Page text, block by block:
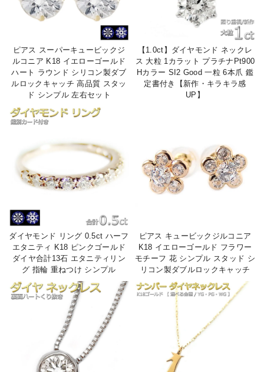
ピアス スーパーキュービックジ
ルコニア K18 イエローゴールド
ハート ラウンド シリコン製ダブ
ルロックキャッチ 高品質 スタッ
ド シンプル 左右セット
【1.0ct】ダイヤモンド ネックレ
ス 大粒 1カラット プラチナPt900
Hカラー SI2 Good 一粒 6本爪 鑑
定書付き【新作・キラキラ感
UP】
ダイヤモンド リング 0.5ct ハーフ
エタニティ K18 ピンクゴールド
ダイヤ合計13石 エタニティリン
グ 指輪 重ねつけ シンプル
ピアス キュービックジルコニア
K18 イエローゴールド フラワー
モチーフ 花 シンプル スタッド シ
リコン製ダブルロックキャッチ